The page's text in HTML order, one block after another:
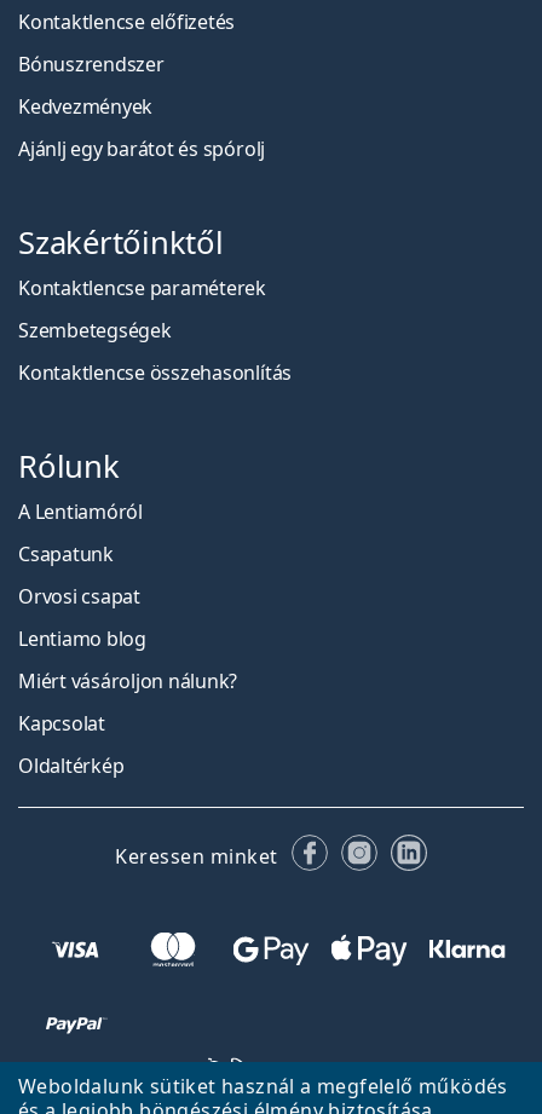
Weboldalunk sütiket használ a megfelelő működés
Kontaktlencse előfizetés
Bónuszrendszer
Kedvezmények
Ajánlj egy barátot és spórolj
Szakértőinktől
Kontaktlencse paraméterek
Szembetegségek
Kontaktlencse összehasonlítás
Rólunk
A Lentiamóról
Csapatunk
Orvosi csapat
Lentiamo blog
Miért vásároljon nálunk?
Kapcsolat
Oldaltérkép
Keressen minket FacebookInstagram
LinkedIn